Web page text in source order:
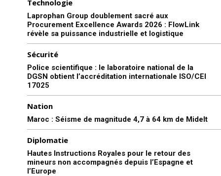
Technologie
Laprophan Group doublement sacré aux
Procurement Excellence Awards 2026 : FlowLink
révèle sa puissance industrielle et logistique
Sécurité
Police scientifique : le laboratoire national de la
DGSN obtient l’accréditation internationale ISO/CEI
17025
Nation
Maroc : Séisme de magnitude 4,7 à 64 km de Midelt
Diplomatie
Hautes Instructions Royales pour le retour des
mineurs non accompagnés depuis l’Espagne et
l’Europe